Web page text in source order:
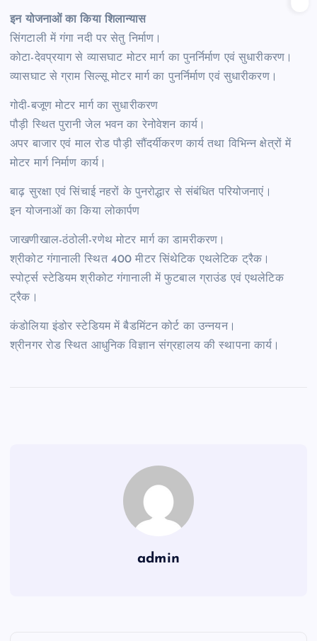
इन योजनाओं का किया शिलान्यास
सिंगटाली में गंगा नदी पर सेतु निर्माण।
कोटा-देवप्रयाग से व्यासघाट मोटर मार्ग का पुनर्निर्माण एवं सुधारीकरण।
व्यासघाट से ग्राम सिल्सू मोटर मार्ग का पुनर्निर्माण एवं सुधारीकरण।
गोदी-बजूण मोटर मार्ग का सुधारीकरण
पौड़ी स्थित पुरानी जेल भवन का रेनोवेशन कार्य।
अपर बाजार एवं माल रोड पौड़ी सौंदर्यीकरण कार्य तथा विभिन्न क्षेत्रों में
मोटर मार्ग निर्माण कार्य।
बाढ़ सुरक्षा एवं सिंचाई नहरों के पुनरोद्धार से संबंधित परियोजनाएं।
इन योजनाओं का किया लोकार्पण
जाखणीखाल-ठंठोली-रणेथ मोटर मार्ग का डामरीकरण।
श्रीकोट गंगानाली स्थित 400 मीटर सिंथेटिक एथलेटिक ट्रैक।
स्पोर्ट्स स्टेडियम श्रीकोट गंगानाली में फुटबाल ग्राउंड एवं एथलेटिक
ट्रैक।
कंडोलिया इंडोर स्टेडियम में बैडमिंटन कोर्ट का उन्नयन।
श्रीनगर रोड स्थित आधुनिक विज्ञान संग्रहालय की स्थापना कार्य।
admin